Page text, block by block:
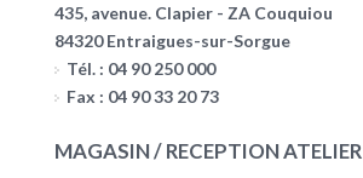
435, avenue. Clapier - ZA Couquiou
84320 Entraigues-sur-Sorgue
Tél. : 04 90 250 000
Fax : 04 90 33 20 73
MAGASIN / RECEPTION ATELIER